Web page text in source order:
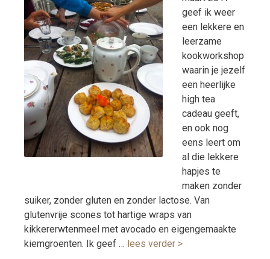
geef ik weer
een lekkere en
leerzame
kookworkshop
waarin je jezelf
een heerlijke
high tea
cadeau geeft,
en ook nog
eens leert om
al die lekkere
hapjes te
maken zonder
suiker, zonder gluten en zonder lactose. Van
glutenvrije scones tot hartige wraps van
kikkererwtenmeel met avocado en eigengemaakte
kiemgroenten. Ik geef … lees verder >